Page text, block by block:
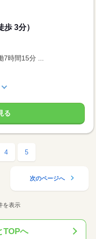
3分）
7時間15分 ...
る
4 5
次のページへ
を表示
TOPへ